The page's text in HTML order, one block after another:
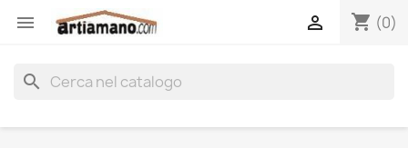
 shopping_cart (0)

search